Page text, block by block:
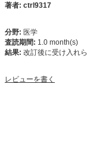
著者: ctrl9317
分野: 医学
査読期間: 1.0 month(s)
結果: 改訂後に受け入れ
レビューを書く